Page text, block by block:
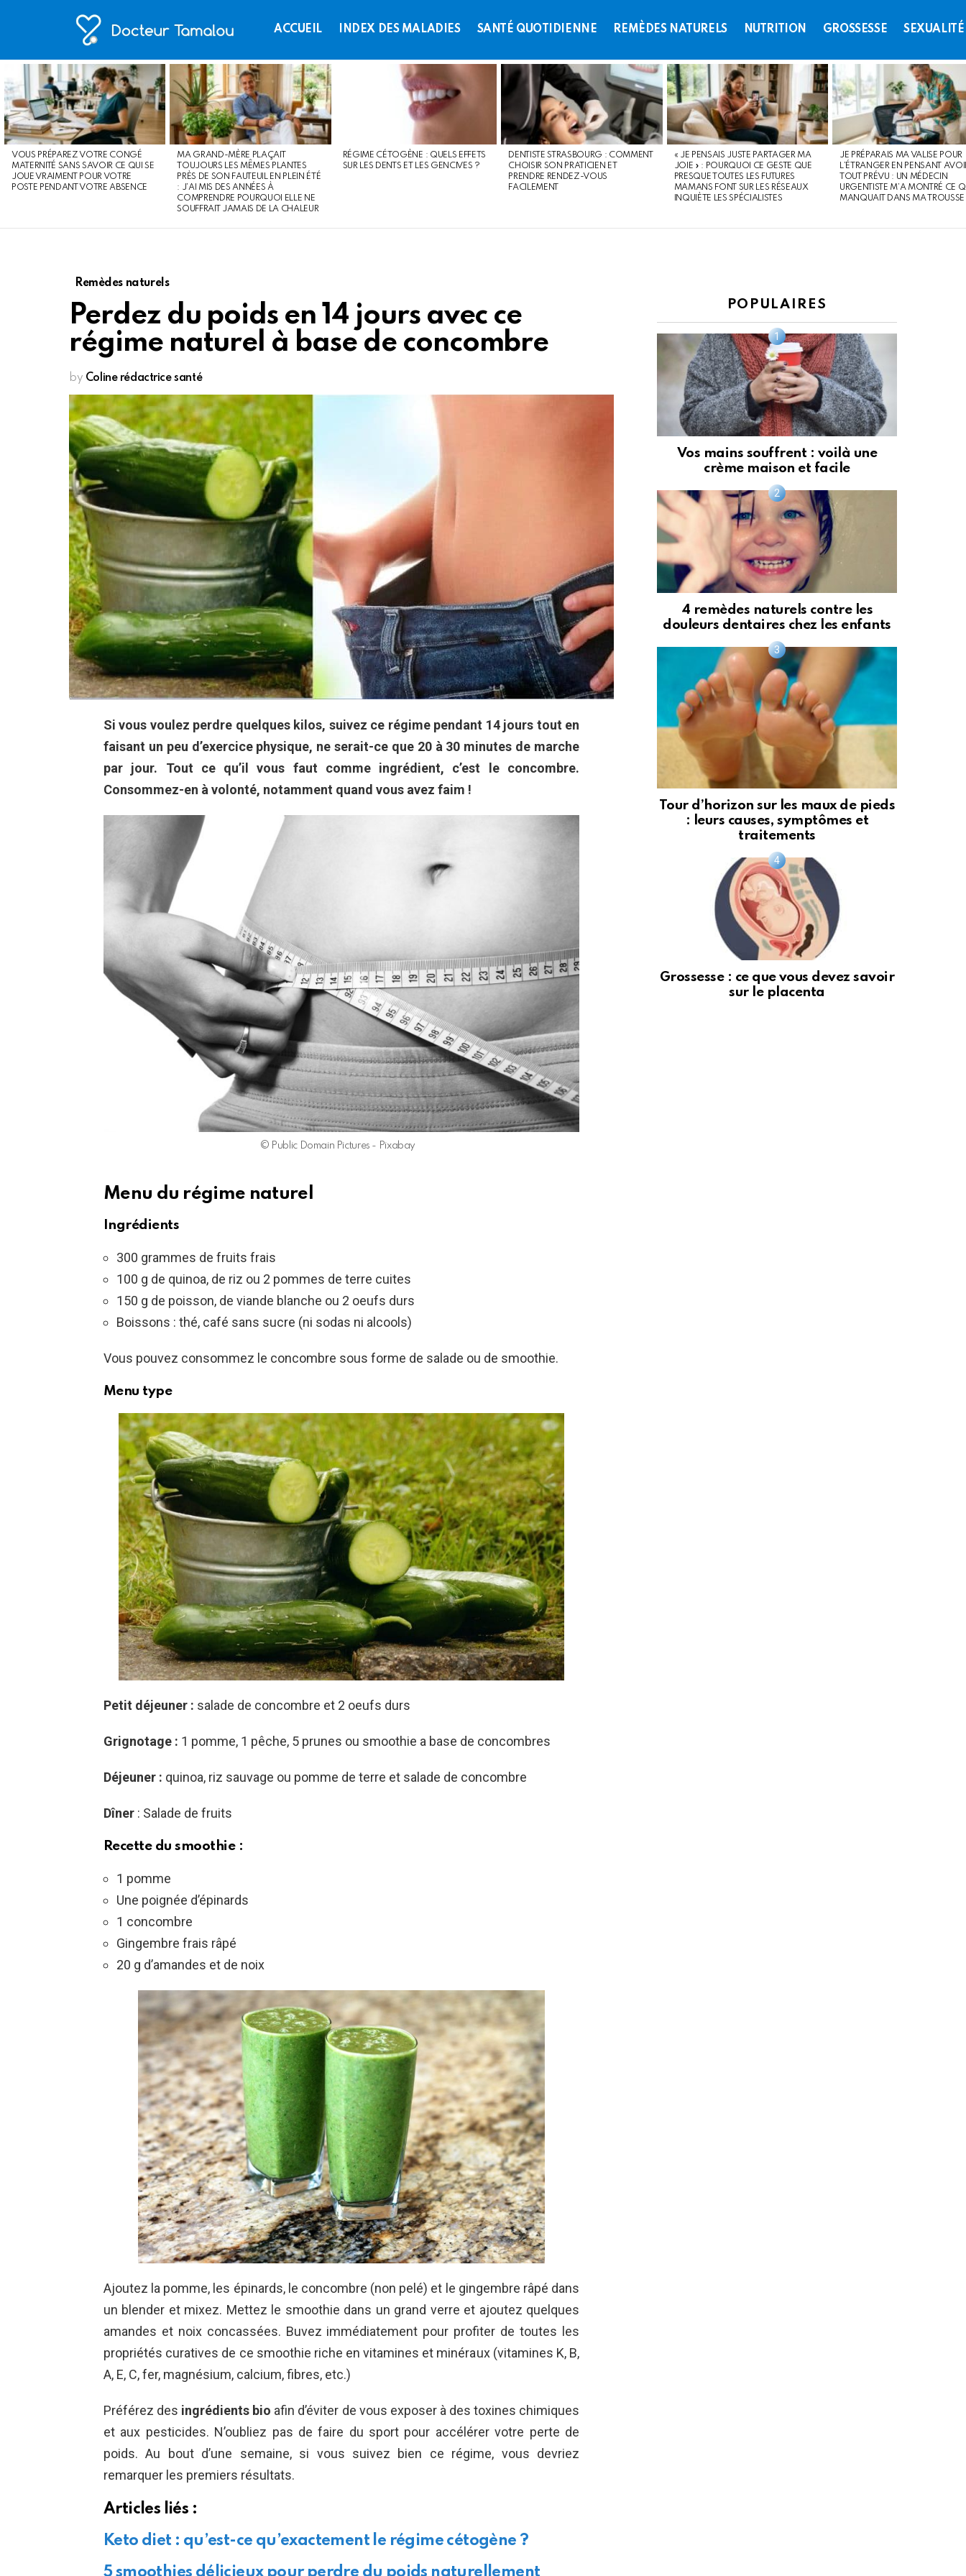
ACCUEIL INDEX DES MALADIES SANTÉ QUOTIDIENNE REMÈDES NATURELS NUTRITION GROSSESSE SEXUALITÉ
STORIES
VOUS PRÉPAREZ VOTRE CONGÉ
MATERNITÉ SANS SAVOIR CE QUI SE
JOUE VRAIMENT POUR VOTRE
POSTE PENDANT VOTRE ABSENCE
MA GRAND-MÈRE PLAÇAIT
TOUJOURS LES MÊMES PLANTES
PRÈS DE SON FAUTEUIL EN PLEIN ÉTÉ
: J’AI MIS DES ANNÉES À
COMPRENDRE POURQUOI ELLE NE
SOUFFRAIT JAMAIS DE LA CHALEUR
RÉGIME CÉTOGÈNE : QUELS EFFETS
SUR LES DENTS ET LES GENCIVES ?
DENTISTE STRASBOURG : COMMENT
CHOISIR SON PRATICIEN ET
PRENDRE RENDEZ-VOUS
FACILEMENT
« JE PENSAIS JUSTE PARTAGER MA
JOIE » : POURQUOI CE GESTE QUE
PRESQUE TOUTES LES FUTURES
MAMANS FONT SUR LES RÉSEAUX
INQUIÈTE LES SPÉCIALISTES
JE PRÉPARAIS MA VALISE POUR
L’ÉTRANGER EN PENSANT
TOUT PRÉVU : UN MÉDECIN
URGENTISTE M’A MONTRÉ CE
MANQUAIT DANS MA TROUSSE
Remèdes naturels
Perdez du poids en 14 jours avec ce
régime naturel à base de concombre
by Coline rédactrice santé
Si vous voulez perdre quelques kilos, suivez ce régime pendant 14 jours tout en
faisant un peu d’exercice physique, ne serait-ce que 20 à 30 minutes de marche
par jour. Tout ce qu’il vous faut comme ingrédient, c’est le concombre.
Consommez-en à volonté, notamment quand vous avez faim !
© Public Domain Pictures - Pixabay
Menu du régime naturel
Ingrédients
300 grammes de fruits frais
100 g de quinoa, de riz ou 2 pommes de terre cuites
150 g de poisson, de viande blanche ou 2 oeufs durs
Boissons : thé, café sans sucre (ni sodas ni alcools)
Vous pouvez consommez le concombre sous forme de salade ou de smoothie.
Menu type
Petit déjeuner : salade de concombre et 2 oeufs durs
Grignotage : 1 pomme, 1 pêche, 5 prunes ou smoothie a base de concombres
Déjeuner : quinoa, riz sauvage ou pomme de terre et salade de concombre
Dîner : Salade de fruits
Recette du smoothie :
1 pomme
Une poignée d’épinards
1 concombre
Gingembre frais râpé
20 g d’amandes et de noix
Ajoutez la pomme, les épinards, le concombre (non pelé) et le gingembre râpé dans
un blender et mixez. Mettez le smoothie dans un grand verre et ajoutez quelques
amandes et noix concassées. Buvez immédiatement pour profiter de toutes les
propriétés curatives de ce smoothie riche en vitamines et minéraux (vitamines K, B,
A, E, C, fer, magnésium, calcium, fibres, etc.)
Préférez des ingrédients bio afin d’éviter de vous exposer à des toxines chimiques
et aux pesticides. N’oubliez pas de faire du sport pour accélérer votre perte de
poids. Au bout d’une semaine, si vous suivez bien ce régime, vous devriez
remarquer les premiers résultats.
Articles liés :
Keto diet : qu’est-ce qu’exactement le régime cétogène ?
5 smoothies délicieux pour perdre du poids naturellement
POPULAIRES
Vos mains souffrent : voilà une
crème maison et facile
4 remèdes naturels contre les
douleurs dentaires chez les enfants
Tour d’horizon sur les maux de pieds
: leurs causes, symptômes et
traitements
Grossesse : ce que vous devez savoir
sur le placenta